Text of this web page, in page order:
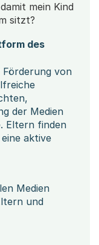
mein Kind
sitzt?
des
von
der Medien
Eltern finden
aktive
Medien
und